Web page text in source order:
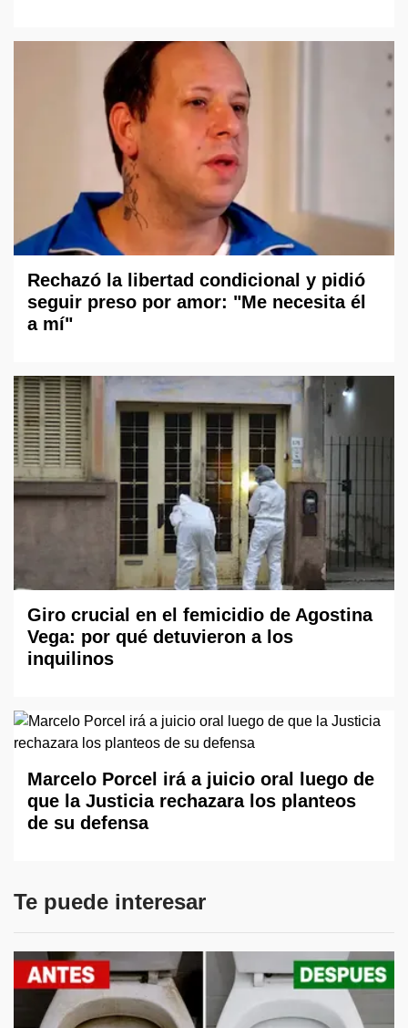
Rechazó la libertad condicional y pidió
seguir preso por amor: "Me necesita él
a mí"
Giro crucial en el femicidio de Agostina
Vega: por qué detuvieron a los
inquilinos
Marcelo Porcel irá a juicio oral luego de
que la Justicia rechazara los planteos
de su defensa
Te puede interesar